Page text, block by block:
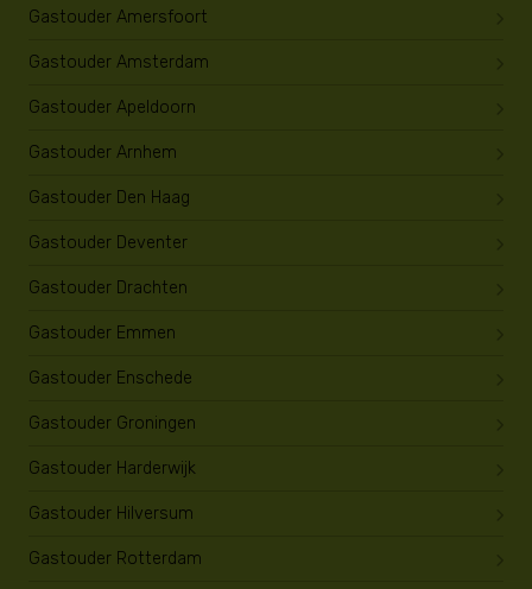
Gastouder Amersfoort
Gastouder Amsterdam
Gastouder Apeldoorn
Gastouder Arnhem
Gastouder Den Haag
Gastouder Deventer
Gastouder Drachten
Gastouder Emmen
Gastouder Enschede
Gastouder Groningen
Gastouder Harderwijk
Gastouder Hilversum
Gastouder Rotterdam